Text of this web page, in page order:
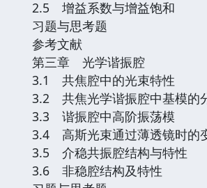
2.5 增益系数与增益饱和
习题与思考题
参考文献
第三章 光学谐振腔
3.1 共焦腔中的光束特性
3.2 共焦光学谐振腔中基模的
3.3 谐振腔中高阶振荡模
3.4 高斯光束通过薄透镜时的
3.5 介稳共振腔结构与特性
3.6 非稳腔结构及特性